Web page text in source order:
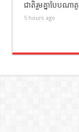
ជាតិរួមគ្នាបែបណាតូ
5 hours ago